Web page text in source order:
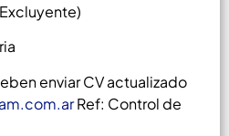
enviar CV actualizado
Ref: Control de